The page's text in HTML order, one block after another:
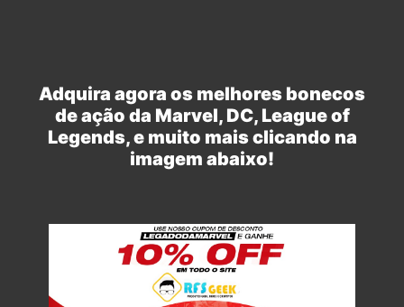
Adquira agora os melhores bonecos
de ação da Marvel, DC, League of
Legends, e muito mais clicando na
imagem abaixo!